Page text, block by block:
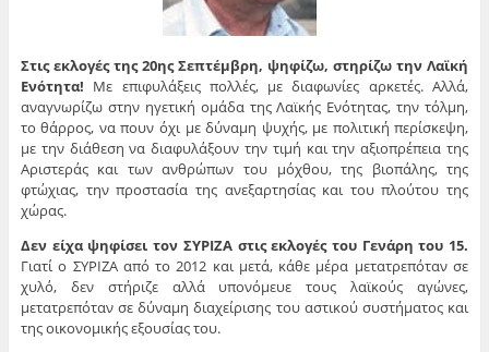
Στις εκλογές της 20ης Σεπτέμβρη, ψηφίζω, στηρίζω την Λαϊκή
Ενότητα! Με επιφυλάξεις πολλές, με διαφωνίες αρκετές. Αλλά,
αναγνωρίζω στην ηγετική ομάδα της Λαϊκής Ενότητας, την τόλμη,
το θάρρος, να πουν όχι με δύναμη ψυχής, με πολιτική περίσκεψη,
με την διάθεση να διαφυλάξουν την τιμή και την αξιοπρέπεια της
Αριστεράς και των ανθρώπων του μόχθου, της βιοπάλης, της
φτώχιας, την προστασία της ανεξαρτησίας και του πλούτου της
χώρας.
Δεν είχα ψηφίσει τον ΣΥΡΙΖΑ στις εκλογές του Γενάρη του 15.
Γιατί ο ΣΥΡΙΖΑ από το 2012 και μετά, κάθε μέρα μετατρεπόταν σε
χυλό, δεν στήριζε αλλά υπονόμευε τους λαϊκούς αγώνες,
μετατρεπόταν σε δύναμη διαχείρισης του αστικού συστήματος και
της οικονομικής εξουσίας του.